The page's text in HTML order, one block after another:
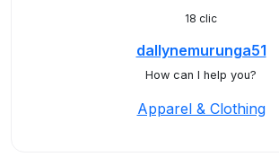
18 clic
dallynemurunga51
How can I help you?
Apparel & Clothing